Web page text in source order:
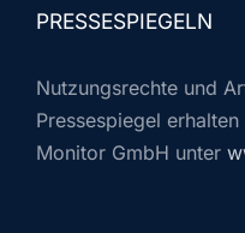
PRESSESPIEGELN
Nutzungsrechte und
Pressespiegel
Monitor GmbH unter